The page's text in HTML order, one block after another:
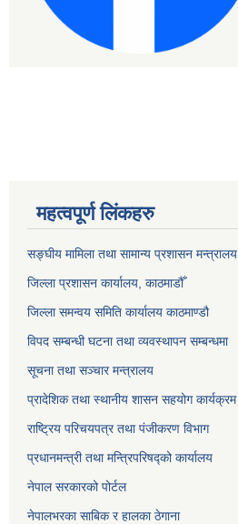
महत्वपूर्ण लिंकहरु
सङ्‍घीय मामिला तथा सामान्य प्रशासन मन्त्रालय
जिल्ला प्रशासन कार्यालय, काठमाडौँ
जिल्ला समन्वय समिति कार्यालय काठमाण्ड‌ौ
विपद सम्बन्धी घटना तथा व्यवस्थापन सम्बन्धमा
सूचना तथा सञ्चार मन्त्रालय
प्रादेशिक तथा स्थानीय शासन सहयोग कार्यक्रम
राष्ट्रिय परिचयपत्र तथा पंजीकरण विभाग
प्रधानमन्त्री तथा मन्त्रिपरिषद्को कार्यालय
नेपाल सरकारको पोर्टल
नेपालभरका साबिक र हालका ठेगाना